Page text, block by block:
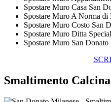
Spostare Muro Casa San
Spostare Muro A Norma
Spostare Muro Costo San
Spostare Muro Ditta
Spostare Muro San Donato
Smaltimento